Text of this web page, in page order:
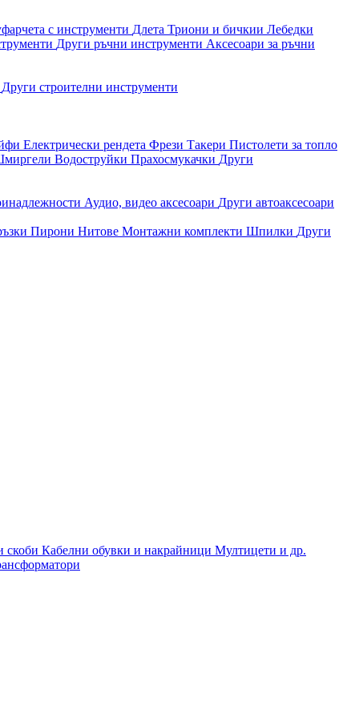
с инструменти Длета Триони и бичкии Лебедки
Други ръчни инструменти Аксесоари за ръчни
Други строителни инструменти
Електрически рендета Фрези Такери Пистолети за топло
Водоструйки Прахосмукачки Други
Аудио, видео аксесоари Други автоаксесоари
Пирони Нитове Монтажни комплекти Шпилки Други
скоби Кабелни обувки и накрайници Мултицети и др.